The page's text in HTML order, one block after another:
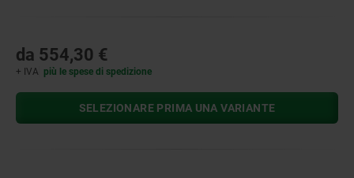
da 554,30 €
+ IVA più le spese di spedizione
SELEZIONARE PRIMA UNA VARIANTE